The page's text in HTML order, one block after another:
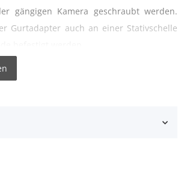
gängigen Kamera geschraubt werden.
Gurtadapter auch an einer Stativschelle
ca. 21mm